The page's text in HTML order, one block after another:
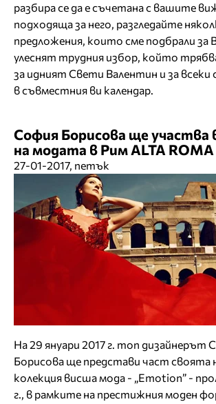
разбира се да е съчетана с вашите
подходяща за него, разгледайте
предложения, които сме подбрали за
улеснят трудния избор, който
за идният Свети Валентин и за всеки
в съвместния ви календар.
София Борисова ще участва
на модата в Рим ALTA ROMA
27-01-2017, петък
На 29 януари 2017 г. топ дизайнерът
Борисова ще представи част своята
колекция висша мода - „Emotion” -
г., в рамките на престижния моден